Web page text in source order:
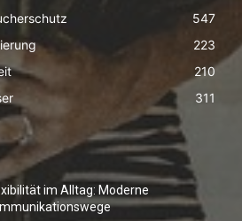
547
223
210
311
im Alltag: Moderne